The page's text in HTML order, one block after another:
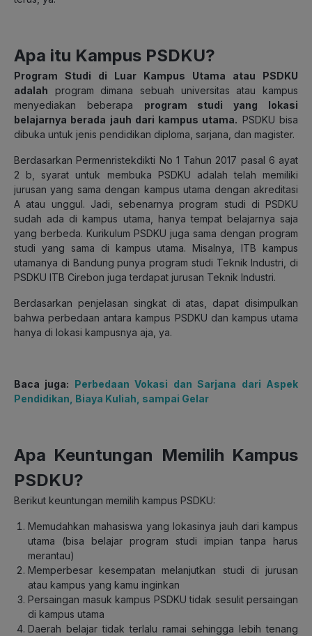
Apa itu Kampus PSDKU?
Program Studi di Luar Kampus Utama atau PSDKU
adalah program dimana sebuah universitas atau kampus
menyediakan beberapa program studi yang lokasi
belajarnya berada jauh dari kampus utama. PSDKU bisa
dibuka untuk jenis pendidikan diploma, sarjana, dan magister.
Berdasarkan Permenristekdikti No 1 Tahun 2017 pasal 6 ayat
2 b, syarat untuk membuka PSDKU adalah telah memiliki
jurusan yang sama dengan kampus utama dengan akreditasi
A atau unggul. Jadi, sebenarnya program studi di PSDKU
sudah ada di kampus utama, hanya tempat belajarnya saja
yang berbeda. Kurikulum PSDKU juga sama dengan program
studi yang sama di kampus utama. Misalnya, ITB kampus
utamanya di Bandung punya program studi Teknik Industri, di
PSDKU ITB Cirebon juga terdapat jurusan Teknik Industri.
Berdasarkan penjelasan singkat di atas, dapat disimpulkan
bahwa perbedaan antara kampus PSDKU dan kampus utama
hanya di lokasi kampusnya aja, ya.
Baca juga: Perbedaan Vokasi dan Sarjana dari Aspek
Pendidikan, Biaya Kuliah, sampai Gelar
Apa Keuntungan Memilih Kampus
PSDKU?
Berikut keuntungan memilih kampus PSDKU:
Memudahkan mahasiswa yang lokasinya jauh dari kampus
utama (bisa belajar program studi impian tanpa harus
merantau)
Memperbesar kesempatan melanjutkan studi di jurusan
atau kampus yang kamu inginkan
Persaingan masuk kampus PSDKU tidak sesulit persaingan
di kampus utama
Daerah belajar tidak terlalu ramai sehingga lebih tenang